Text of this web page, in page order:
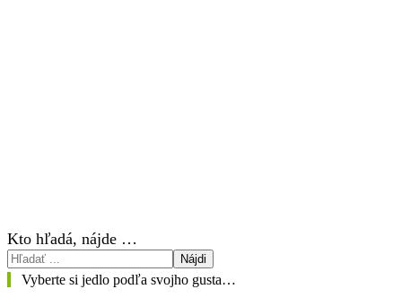
Kto hľadá, nájde …
Nájdi
Vyberte si jedlo podľa svojho gusta…